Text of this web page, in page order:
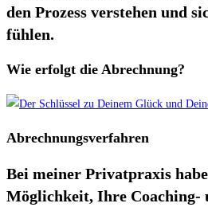
den Prozess verstehen und
fühlen.
Wie erfolgt die Abrechnung?
Abrechnungsverfahren
Bei meiner Privatpraxis
Möglichkeit, Ihre Coaching-